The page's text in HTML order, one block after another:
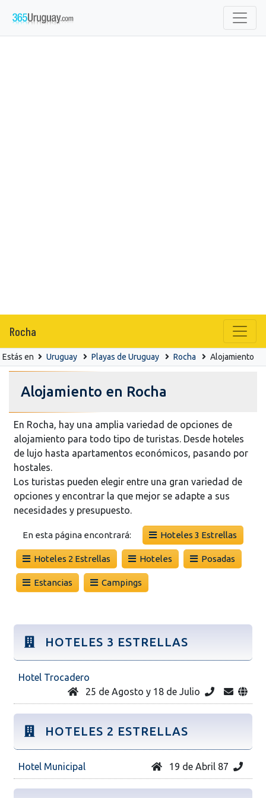
Rocha
Estás en Uruguay Playas de Uruguay Rocha Alojamiento
Alojamiento en Rocha
En Rocha, hay una amplia variedad de opciones de
alojamiento para todo tipo de turistas. Desde hoteles
de lujo hasta apartamentos económicos, pasando por
hostales.
Los turistas pueden elegir entre una gran variedad de
opciones y encontrar la que mejor se adapte a sus
necesidades y presupuesto.
En esta página encontrará: Hoteles 3 Estrellas
Hoteles 2 Estrellas Hoteles Posadas
Estancias Campings
HOTELES 3 ESTRELLAS
Hotel Trocadero
25 de Agosto y 18 de Julio
HOTELES 2 ESTRELLAS
Hotel Municipal 19 de Abril 87